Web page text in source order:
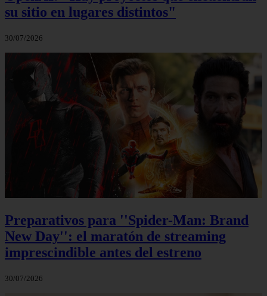
su sitio en lugares distintos"
30/07/2026
Preparativos para ''Spider-Man: Brand
New Day'': el maratón de streaming
imprescindible antes del estreno
30/07/2026